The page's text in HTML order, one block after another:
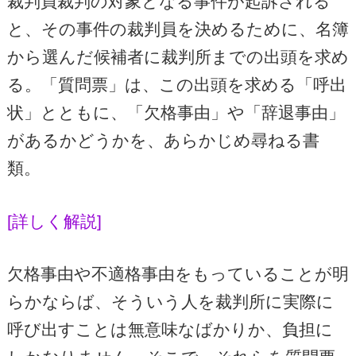
と、その事件の裁判員を決めるために、名簿
から選んだ候補者に裁判所までの出頭を求め
る。「質問票」は、この出頭を求める「呼出
状」とともに、「欠格事由」や「辞退事由」
があるかどうかを、あらかじめ尋ねる書
類。
[詳しく解説]
欠格事由や不適格事由をもっていることが明
らかならば、そういう人を裁判所に実際に
呼び出すことは無意味なばかりか、負担に